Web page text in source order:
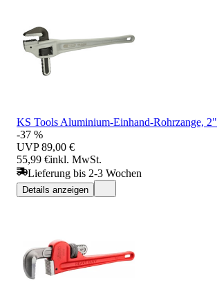
KS Tools Aluminium-Einhand-Rohrzange, 2"
-37 %
UVP 89,00 €
55,99 €inkl. MwSt.
Lieferung bis 2-3 Wochen
Details anzeigen